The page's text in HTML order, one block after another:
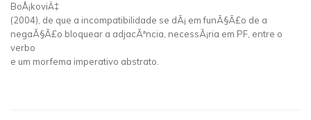
BoÅ¡koviÄ‡
(2004), de que a incompatibilidade se dÃ¡ em funÃ§Ã£o de a
negaÃ§Ã£o bloquear a adjacÃªncia, necessÃ¡ria em PF, entre o
verbo
e um morfema imperativo abstrato.